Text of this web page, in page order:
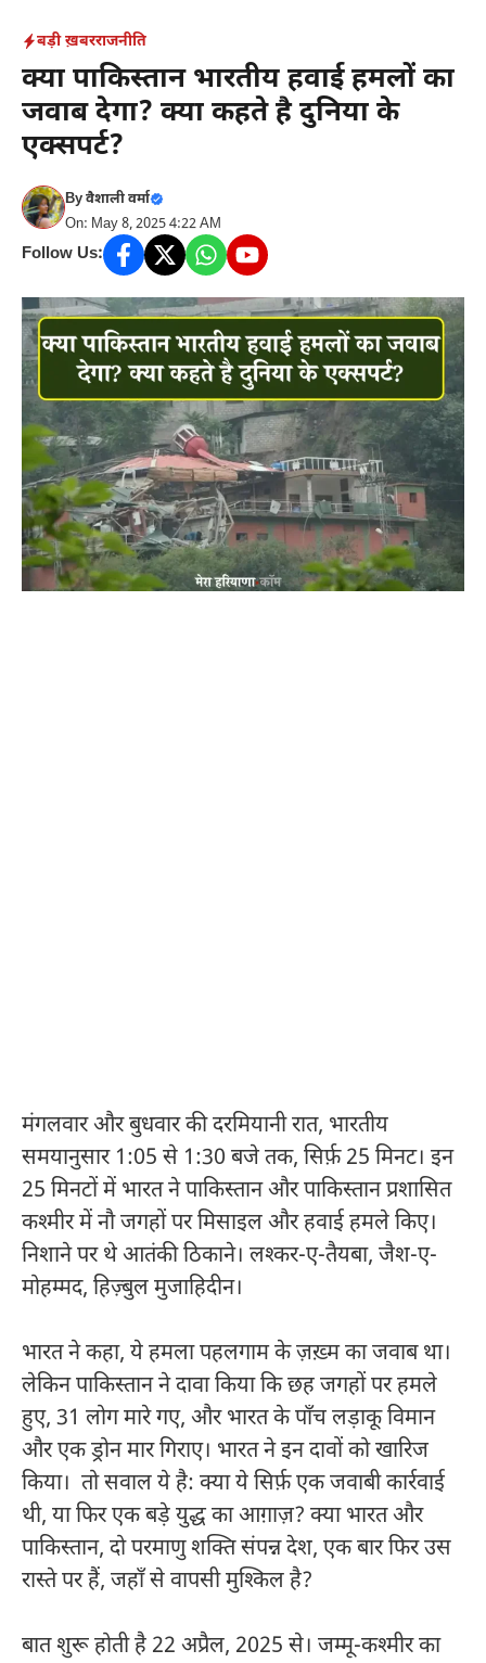
content
बड़ी ख़बरराजनीति
क्या पाकिस्तान भारतीय हवाई हमलों का
जवाब देगा? क्या कहते है दुनिया के
एक्सपर्ट?
Byवैशाली वर्मा
On: May 8, 2025 4:22 AM
Follow Us:
मंगलवार और बुधवार की दरमियानी रात, भारतीय
समयानुसार 1:05 से 1:30 बजे तक, सिर्फ़ 25 मिनट। इन
25 मिनटों में भारत ने पाकिस्तान और पाकिस्तान प्रशासित
कश्मीर में नौ जगहों पर मिसाइल और हवाई हमले किए।
निशाने पर थे आतंकी ठिकाने। लश्कर-ए-तैयबा, जैश-ए-
मोहम्मद, हिज़्बुल मुजाहिदीन।
भारत ने कहा, ये हमला पहलगाम के ज़ख़्म का जवाब था।
लेकिन पाकिस्तान ने दावा किया कि छह जगहों पर हमले
हुए, 31 लोग मारे गए, और भारत के पाँच लड़ाकू विमान
और एक ड्रोन मार गिराए। भारत ने इन दावों को खारिज
किया। तो सवाल ये है: क्या ये सिर्फ़ एक जवाबी कार्रवाई
थी, या फिर एक बड़े युद्ध का आग़ाज़? क्या भारत और
पाकिस्तान, दो परमाणु शक्ति संपन्न देश, एक बार फिर उस
रास्ते पर हैं, जहाँ से वापसी मुश्किल है?
बात शुरू होती है 22 अप्रैल, 2025 से। जम्मू-कश्मीर का